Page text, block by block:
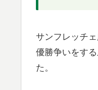
サンフレッチ
優勝争いをす
た。